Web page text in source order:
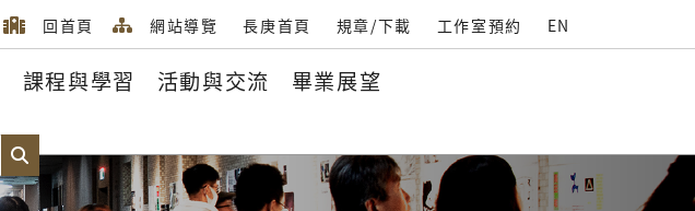
回首頁 網站導覽 長庚首頁 規章/下載 工作室預約 EN
課程與學習 活動與交流 畢業展望
搜尋